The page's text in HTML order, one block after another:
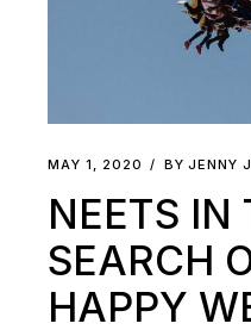
MAY 1, 2020 BY JENNY
NEETS IN
SEARCH
HAPPY